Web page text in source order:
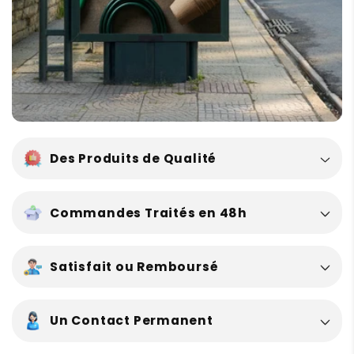
c
t
i
b
l
Des Produits de Qualité
Commandes Traités en 48h
Satisfait ou Remboursé
Un Contact Permanent